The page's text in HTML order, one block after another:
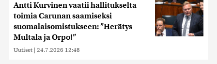
Antti Kurvinen vaatii hallitukselta
toimia Carunan saamiseksi
suomalaisomistukseen: ”Herätys
Multala ja Orpo!”
Uutiset | 24.7.2026 12:48